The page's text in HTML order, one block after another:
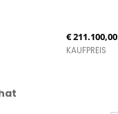
€ 211.100,00
KAUFPREIS